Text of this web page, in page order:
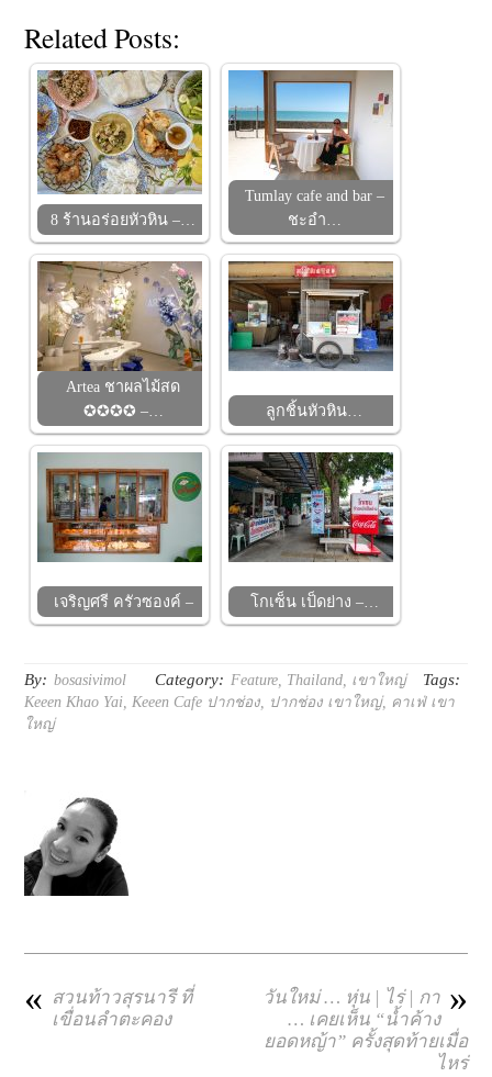
Related Posts:
8 ร้านอร่อยหัวหิน –…
Tumlay cafe and bar –
ชะอำ…
Artea ชาผลไม้สด
✪✪✪✪ –…
ลูกชิ้นหัวหิน…
เจริญศรี ครัวซองค์ – โกเซ็น เป็ดย่าง –…
By: bosasivimol Category: Feature, Thailand, เขาใหญ่ Tags:
Keeen Khao Yai,Keeen Cafe ปากช่อง, ปากช่อง เขาใหญ่, คาเฟ่ เขา
ใหญ่
« สวนท้าวสุรนารี ที่
เขื่อนลำตะคอง
»
วันใหม่ … หุ่น | ไร่ | กา
… เคยเห็น “น้ำค้าง
ยอดหญ้า” ครั้งสุดท้ายเมื่อ
ไหร่